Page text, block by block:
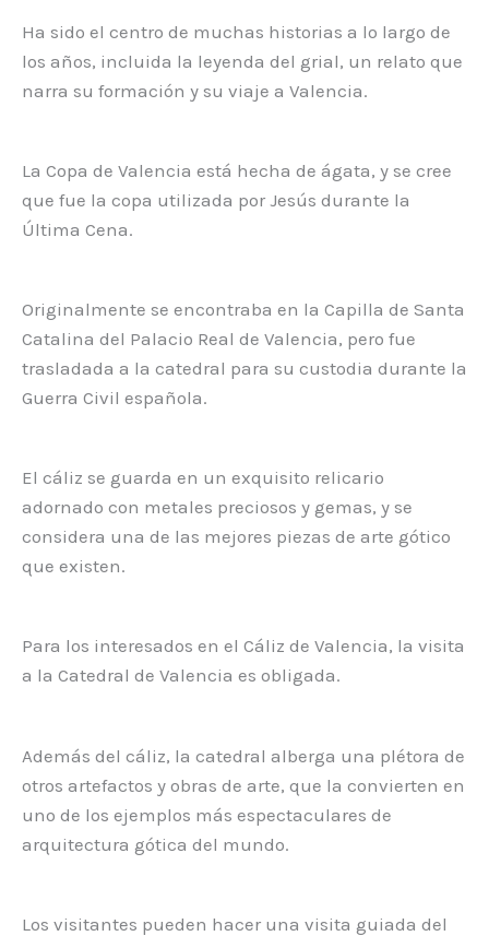
Ha sido el centro de muchas historias a lo largo de
los años, incluida la leyenda del grial, un relato que
narra su formación y su viaje a Valencia.
La Copa de Valencia está hecha de ágata, y se cree
que fue la copa utilizada por Jesús durante la
Última Cena.
Originalmente se encontraba en la Capilla de Santa
Catalina del Palacio Real de Valencia, pero fue
trasladada a la catedral para su custodia durante la
Guerra Civil española.
El cáliz se guarda en un exquisito relicario
adornado con metales preciosos y gemas, y se
considera una de las mejores piezas de arte gótico
que existen.
Para los interesados en el Cáliz de Valencia, la visita
a la Catedral de Valencia es obligada.
Además del cáliz, la catedral alberga una plétora de
otros artefactos y obras de arte, que la convierten en
uno de los ejemplos más espectaculares de
arquitectura gótica del mundo.
Los visitantes pueden hacer una visita guiada del